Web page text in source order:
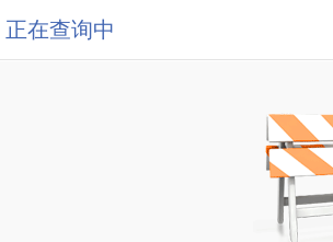
正在查询中